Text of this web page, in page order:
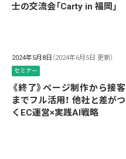
士の交流会「Carty in 福岡」
2024年5月8日 （2024年6月5日 更新）
セミナー
《終了》ページ制作から接客
までフル活用！ 他社と差がつ
くEC運営×実践AI戦略